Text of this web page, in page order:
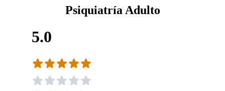
Psiquiatría Adulto
5.0